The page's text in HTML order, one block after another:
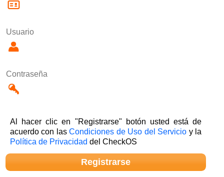
Usuario
Contraseña
Al hacer clic en "Registrarse" botón usted está de
acuerdo con lasCondiciones de Uso del Servicio y la
Política de Privacidad del CheckOS